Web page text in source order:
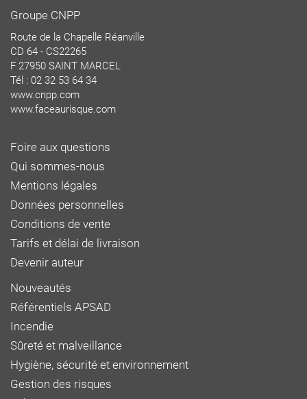
Groupe CNPP
Route de la Chapelle Réanville
CD 64 - CS22265
F 27950 SAINT MARCEL
Tél : 02 32 53 64 34
www.cnpp.com
www.faceaurisque.com
Foire aux questions
Qui sommes-nous
Mentions légales
Données personnelles
Conditions de vente
Tarifs et délai de livraison
Devenir auteur
Nouveautés
Référentiels APSAD
Incendie
Sûreté et malveillance
Hygiène, sécurité et environnement
Gestion des risques